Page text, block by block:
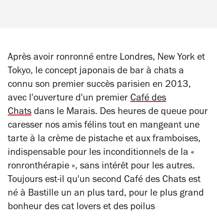
Après avoir ronronné entre Londres, New York et
Tokyo, le concept japonais de bar à chats a
connu son premier succès parisien en 2013,
avec l'ouverture d'un premier Café des
Chats dans le Marais. Des heures de queue pour
caresser nos amis félins tout en mangeant une
tarte à la crème de pistache et aux framboises,
indispensable pour les inconditionnels de la «
ronronthérapie », sans intérêt pour les autres.
Toujours est-il qu'un second Café des Chats est
né à Bastille un an plus tard, pour le plus grand
bonheur des cat lovers et des poilus